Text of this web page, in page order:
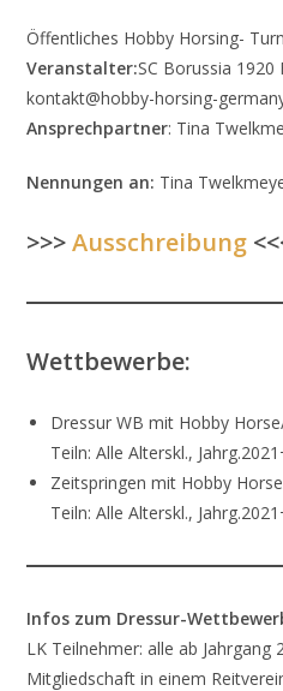
Öffentliches Hobby Horsing-
Veranstalter:SC Borussia 1920
kontakt@hobby-horsing-
Ansprechpartner: Tina
Nennungen an: Tina
>>>Ausschreibung
Wettbewerbe:
Dressur WB mit Hobby
Teiln: Alle Alterskl.,
Zeitspringen mit Hobby
Teiln: Alle Alterskl.,
Infos zum Dressur-
LK Teilnehmer: alle ab Jahrgang
Mitgliedschaft in einem